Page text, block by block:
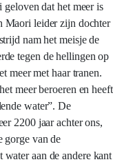
geloven dat het meer is
Maori leider zijn dochter
nam het meisje de
tegen de hellingen op
meer met haar tranen.
meer beroeren en heeft
water”. De
2200 jaar achter ons,
gorge van de
aan de andere kant